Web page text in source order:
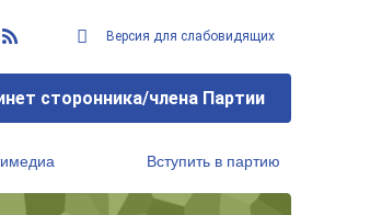
Версия для слабовидящих
сторонника/члена Партии
Вступить в партию